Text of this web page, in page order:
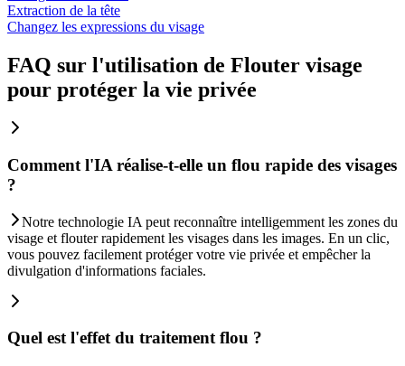
Extraction de la tête
Changez les expressions du visage
FAQ sur l'utilisation de Flouter visage
pour protéger la vie privée
Comment l'IA réalise-t-elle un flou rapide des visages
?
Notre technologie IA peut reconnaître intelligemment les zones du
visage et flouter rapidement les visages dans les images. En un clic,
vous pouvez facilement protéger votre vie privée et empêcher la
divulgation d'informations faciales.
Quel est l'effet du traitement flou ?